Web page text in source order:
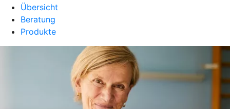
Übersicht
Beratung
Produkte